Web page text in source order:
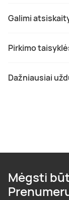
Galimi
Pirkimo
Dažniausiai
Mėgsti